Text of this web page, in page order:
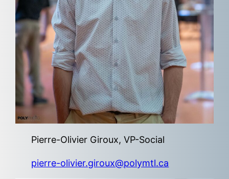
Pierre-Olivier Giroux, VP-Social
pierre-olivier.giroux@polymtl.ca